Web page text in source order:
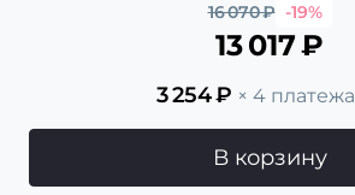
16 070₽ -19%
13 017₽
3 254₽ × 4 платежа
В корзину